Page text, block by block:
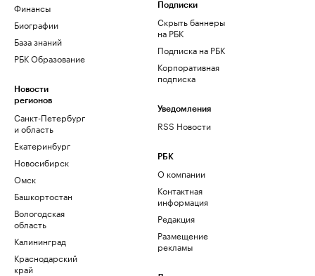
Финансы
Биографии
База знаний
РБК Образование
Новости
регионов
Санкт-Петербург
и область
Екатеринбург
Новосибирск
Омск
Башкортостан
Вологодская
область
Калининград
Краснодарский
край
Подписки
Скрыть баннеры
на РБК
Подписка на РБК
Корпоративная
подписка
Уведомления
RSS Новости
РБК
О компании
Контактная
информация
Редакция
Размещение
рекламы